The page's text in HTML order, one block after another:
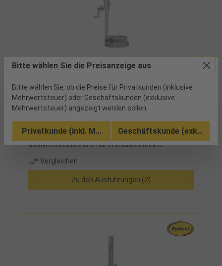
Höhenreißer Abl. 0,05mm MB300mm
1 verfügbar
Feststellschraube, Feineinstellung, Messstange
aus rostfreiem StahlLieferumfang:Messgerät,
auswechselbare und hartmetallbestückte
Vergleichen
Zu den Ausführungen (2)
Bitte wählen Sie die Preisanzeige aus
Bitte wählen Sie, ob die Preise für Privatkunden (inklusive
Mehrwertsteuer) oder Geschäftskunden (exklusive
Mehrwertsteuer) angezeigt werden sollen.
Privatkunde (inkl. MwSt.) Geschäftskunde (exkl.